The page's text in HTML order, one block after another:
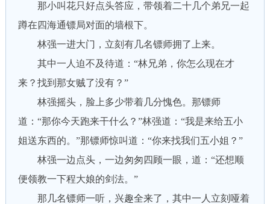
那小叫花只好点头答应，带领着二十几个弟兄一起
蹲在四海通镖局对面的墙根下。
林强一进大门，立刻有几名镖师拥了上来。
其中一人迫不及待道：“林兄弟，你怎么现在才
来？找到那女贼了没有？”
林强摇头，脸上多少带着几分愧色。那镖师
道：“那你今天跑来干什么？”林强道：“我是来给五小
姐送东西的。”那镖师惊叫道：“你来找我们五小姐？”
林强一边点头，一边匆匆四顾一眼，道：“还想顺
便领教一下程大娘的剑法。”
那几名镖师一听，兴趣全来了，其中一人立刻哑着